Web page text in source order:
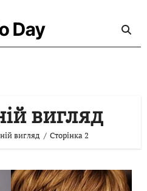
Day
вигляд
вигляд Сторінка 2